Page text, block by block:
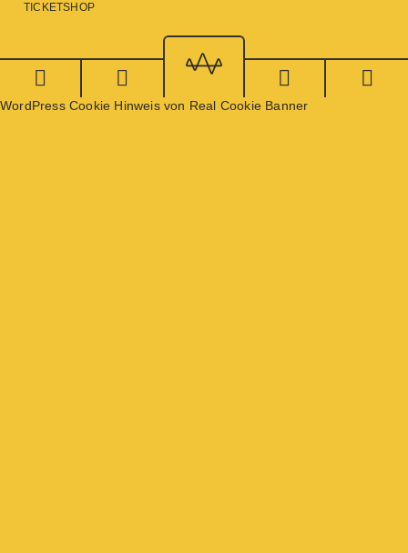
TICKETSHOP
WordPress Cookie Hinweis von Real Cookie Banner